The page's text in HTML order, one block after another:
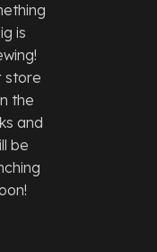
is
store
the
and
be